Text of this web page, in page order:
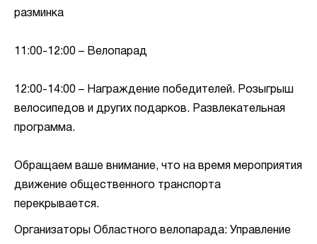
разминка
11:00-12:00 – Велопарад
12:00-14:00 – Награждение победителей. Розыгрыш
велосипедов и других подарков. Развлекательная
программа.
Обращаем ваше внимание, что на время мероприятия
движение общественного транспорта
перекрывается.
Организаторы Областного велопарада: Управление